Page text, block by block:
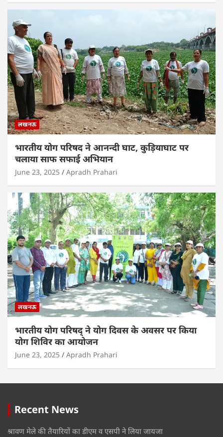
लखनऊ
भारतीय योग परिषद ने आनन्दी घाट, कुड़ियाघाट पर
चलाया साफ सफाई अभियान
June 23, 2025 Apradh Prahari
लखनऊ
भारतीय योग परिषद् ने योग दिवस के अवसर पर किया
योग शिविर का आयोजन
June 23, 2025 Apradh Prahari
Recent News
श्रावण मेले की तैयारियों का डीएम व एसपी ने लिया जायजा